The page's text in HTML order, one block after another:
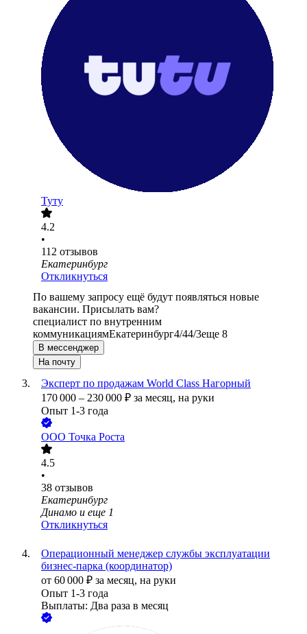
Туту
4.2
•
112 отзывов
Екатеринбург
Откликнуться
По вашему запросу ещё будут появляться новые
вакансии. Присылать вам?
специалист по внутренним
коммуникациямЕкатеринбург4/44/3еще 8
В мессенджер
На почту
Эксперт по продажам World Class Нагорный
170 000 – 230 000 ₽ за месяц, на руки
Опыт 1-3 года
ООО Точка Роста
4.5
•
38 отзывов
Екатеринбург
Динамо и еще 1
Откликнуться
Операционный менеджер службы эксплуатации
бизнес-парка (координатор)
от 60 000 ₽ за месяц, на руки
Опыт 1-3 года
Выплаты: Два раза в месяц